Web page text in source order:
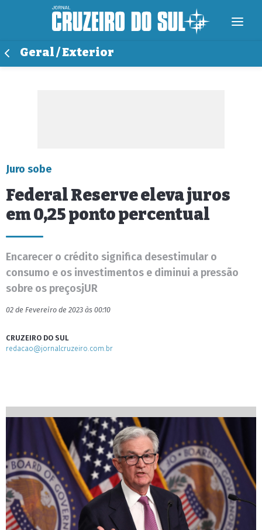
Geral / Exterior
Juro sobe
Federal Reserve eleva juros
em 0,25 ponto percentual
Encarecer o crédito significa desestimular o
consumo e os investimentos e diminui a pressão
sobre os preçosjUR
02 de Fevereiro de 2023 às 00:10
CRUZEIRO DO SUL
redacao@jornalcruzeiro.com.br